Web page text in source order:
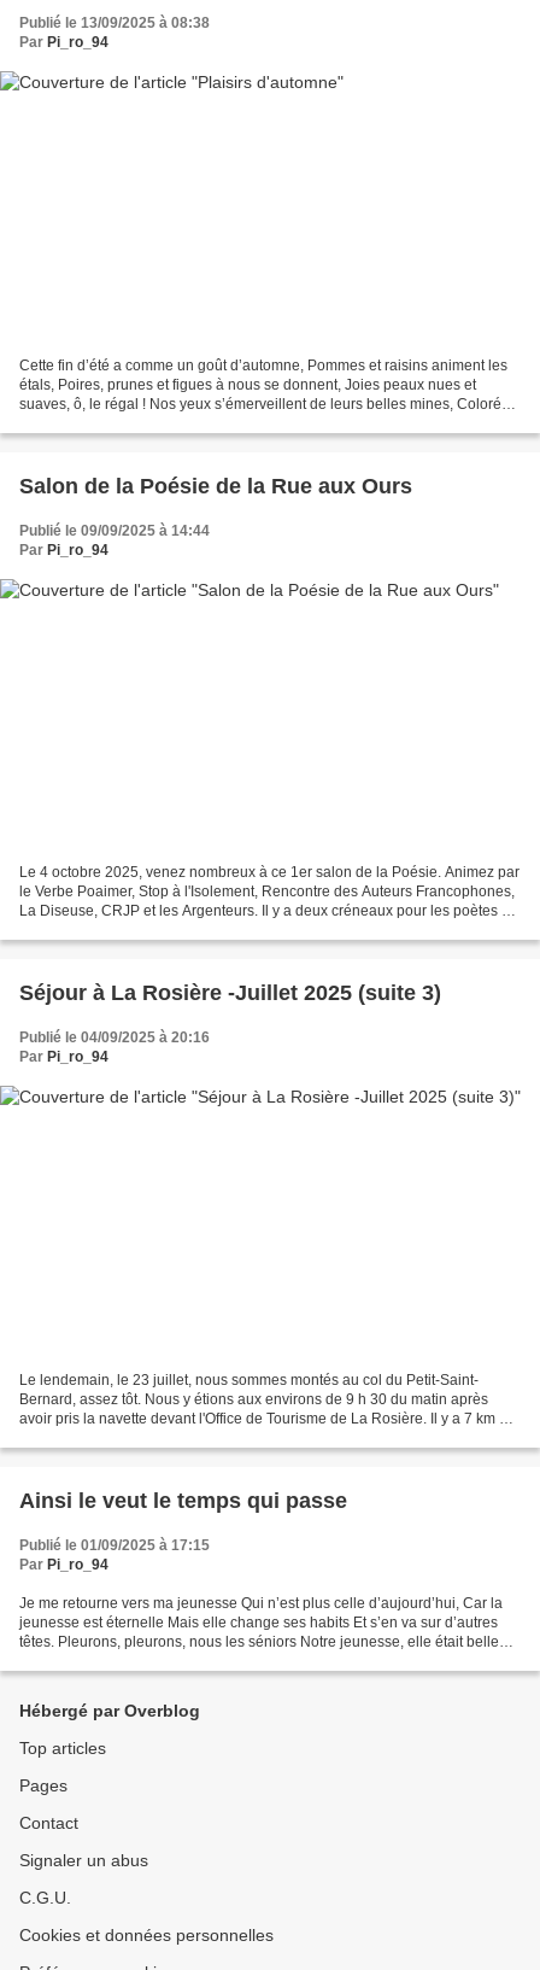
Publié le 13/09/2025 à 08:38
Par Pi_ro_94
Cette fin d’été a comme un goût d’automne, Pommes et raisins animent les
étals, Poires, prunes et figues à nous se donnent, Joies peaux nues et
suaves, ô, le régal ! Nos yeux s’émerveillent de leurs belles mines, Colorées
Salon de la Poésie de la Rue aux Ours
Publié le 09/09/2025 à 14:44
Par Pi_ro_94
Le 4 octobre 2025, venez nombreux à ce 1er salon de la Poésie. Animez par
le Verbe Poaimer, Stop à l'Isolement, Rencontre des Auteurs Francophones,
La Diseuse, CRJP et les Argenteurs. Il y a deux créneaux pour les poètes de
Séjour à La Rosière -Juillet 2025 (suite 3)
Publié le 04/09/2025 à 20:16
Par Pi_ro_94
Le lendemain, le 23 juillet, nous sommes montés au col du Petit-Saint-
Bernard, assez tôt. Nous y étions aux environs de 9 h 30 du matin après
avoir pris la navette devant l'Office de Tourisme de La Rosière. Il y a 7 km par
Ainsi le veut le temps qui passe
Publié le 01/09/2025 à 17:15
Par Pi_ro_94
Je me retourne vers ma jeunesse Qui n’est plus celle d’aujourd’hui, Car la
jeunesse est éternelle Mais elle change ses habits Et s’en va sur d’autres
têtes. Pleurons, pleurons, nous les séniors Notre jeunesse, elle était belle
Hébergé par Overblog
Top articles
Pages
Contact
Signaler un abus
C.G.U.
Cookies et données personnelles